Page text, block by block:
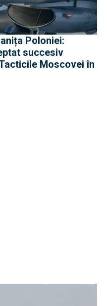
Poloniei:
succesiv
Moscovei în